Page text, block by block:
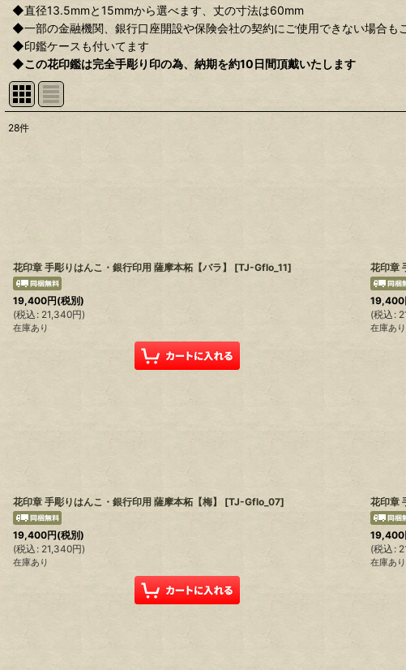
◆直径13.5mmと15mmから選べます、丈の寸法は60mm
◆一部の金融機関、銀行口座開設や保険会社の契約にご使用できない場合も
◆印鑑ケースも付いてます
◆この花印鑑は完全手彫り印の為、納期を約10日間頂戴いたします
28件
花印章 手彫りはんこ・銀行印用 薩摩本柘【バラ】 [TJ-Gflo_11]
19,400円(税別)
(税込 : 21,340円)
在庫あり
花印章
19,400
(税込 :
在庫あり
花印章 手彫りはんこ・銀行印用 薩摩本柘【梅】 [TJ-Gflo_07]
19,400円(税別)
(税込 : 21,340円)
在庫あり
花印章
19,400
(税込 :
在庫あり